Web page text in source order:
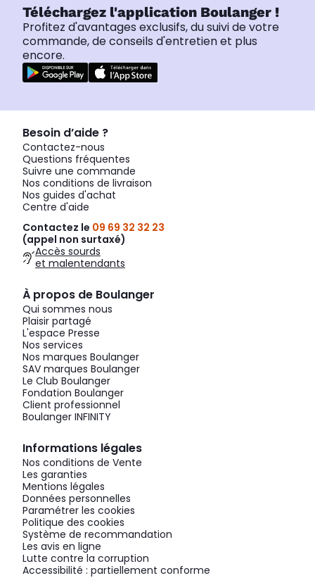
Téléchargez l'application Boulanger !
Profitez d'avantages exclusifs, du suivi de votre
commande, de conseils d'entretien et plus
encore.
Besoin d’aide ?
Contactez-nous
Questions fréquentes
Suivre une commande
Nos conditions de livraison
Nos guides d'achat
Centre d'aide
Contactez le 09 69 32 32 23
(appel non surtaxé)
Accès sourds
et malentendants
À propos de Boulanger
Qui sommes nous
Plaisir partagé
L'espace Presse
Nos services
Nos marques Boulanger
SAV marques Boulanger
Le Club Boulanger
Fondation Boulanger
Client professionnel
Boulanger INFINITY
Informations légales
Nos conditions de Vente
Les garanties
Mentions légales
Données personnelles
Paramétrer les cookies
Politique des cookies
Système de recommandation
Les avis en ligne
Lutte contre la corruption
Accessibilité : partiellement conforme